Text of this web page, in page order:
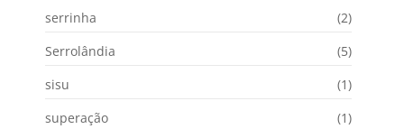
serrinha
(2)
Serrolândia
(5)
sisu
(1)
superação
(1)